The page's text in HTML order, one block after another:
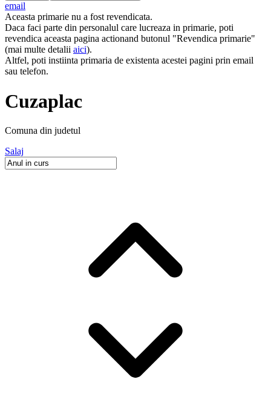
email
Aceasta primarie nu a fost revendicata.
Daca faci parte din personalul care lucreaza in primarie, poti
revendica aceasta pagina actionand butonul "Revendica primarie"
(mai multe detalii aici).
Altfel, poti instiinta primaria de existenta acestei pagini prin email
sau telefon.
Cuzaplac
Comuna din judetul
Salaj